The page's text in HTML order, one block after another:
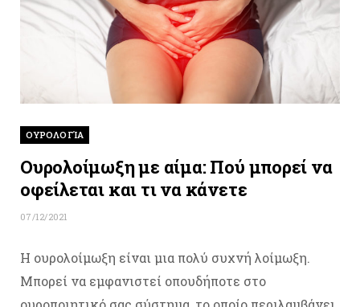
ΟΥΡΟΛΟΓΊΑ
Ουρολοίμωξη με αίμα: Πού μπορεί να
οφείλεται και τι να κάνετε
07/12/2021
Η ουρολοίμωξη είναι μια πολύ συχνή λοίμωξη.
Μπορεί να εμφανιστεί οπουδήποτε στο